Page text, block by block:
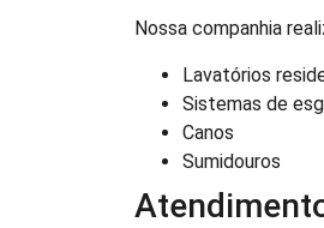
Nossa companhia
Lavatórios
Sistemas de
Canos
Sumidouros